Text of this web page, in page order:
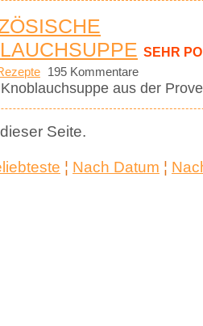
SEHR
195 Kommentare
aus der
Seite.
¦ Nach Datum ¦